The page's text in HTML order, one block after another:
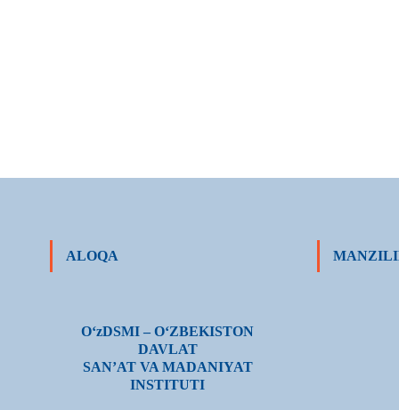
ALOQA
О‘zDSMI – О‘ZBEKISTON
DAVLAT
SAN’AT VA MADANIYAT
INSTITUTI